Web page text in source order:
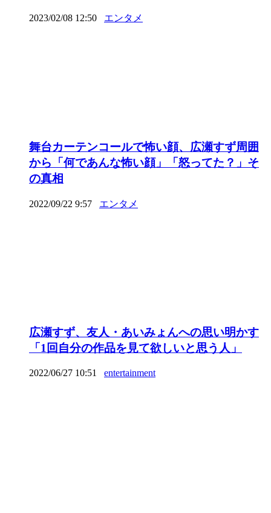
2023/02/08 12:50 エンタメ
舞台カーテンコールで怖い顔、広瀬すず周囲
から「何であんな怖い顔」「怒ってた？」そ
の真相
2022/09/22 9:57 エンタメ
広瀬すず、友人・あいみょんへの思い明かす
「1回自分の作品を見て欲しいと思う人」
2022/06/27 10:51 entertainment